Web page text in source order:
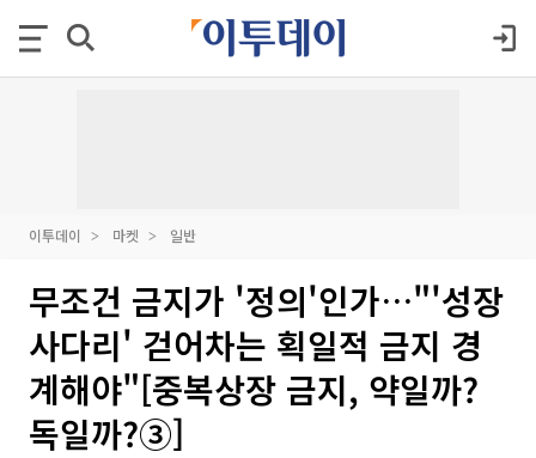
이투데이 마켓 일반
무조건 금지가 '정의'인가…"'성장
사다리' 걷어차는 획일적 금지 경
계해야"[중복상장 금지, 약일까?
독일까?③]